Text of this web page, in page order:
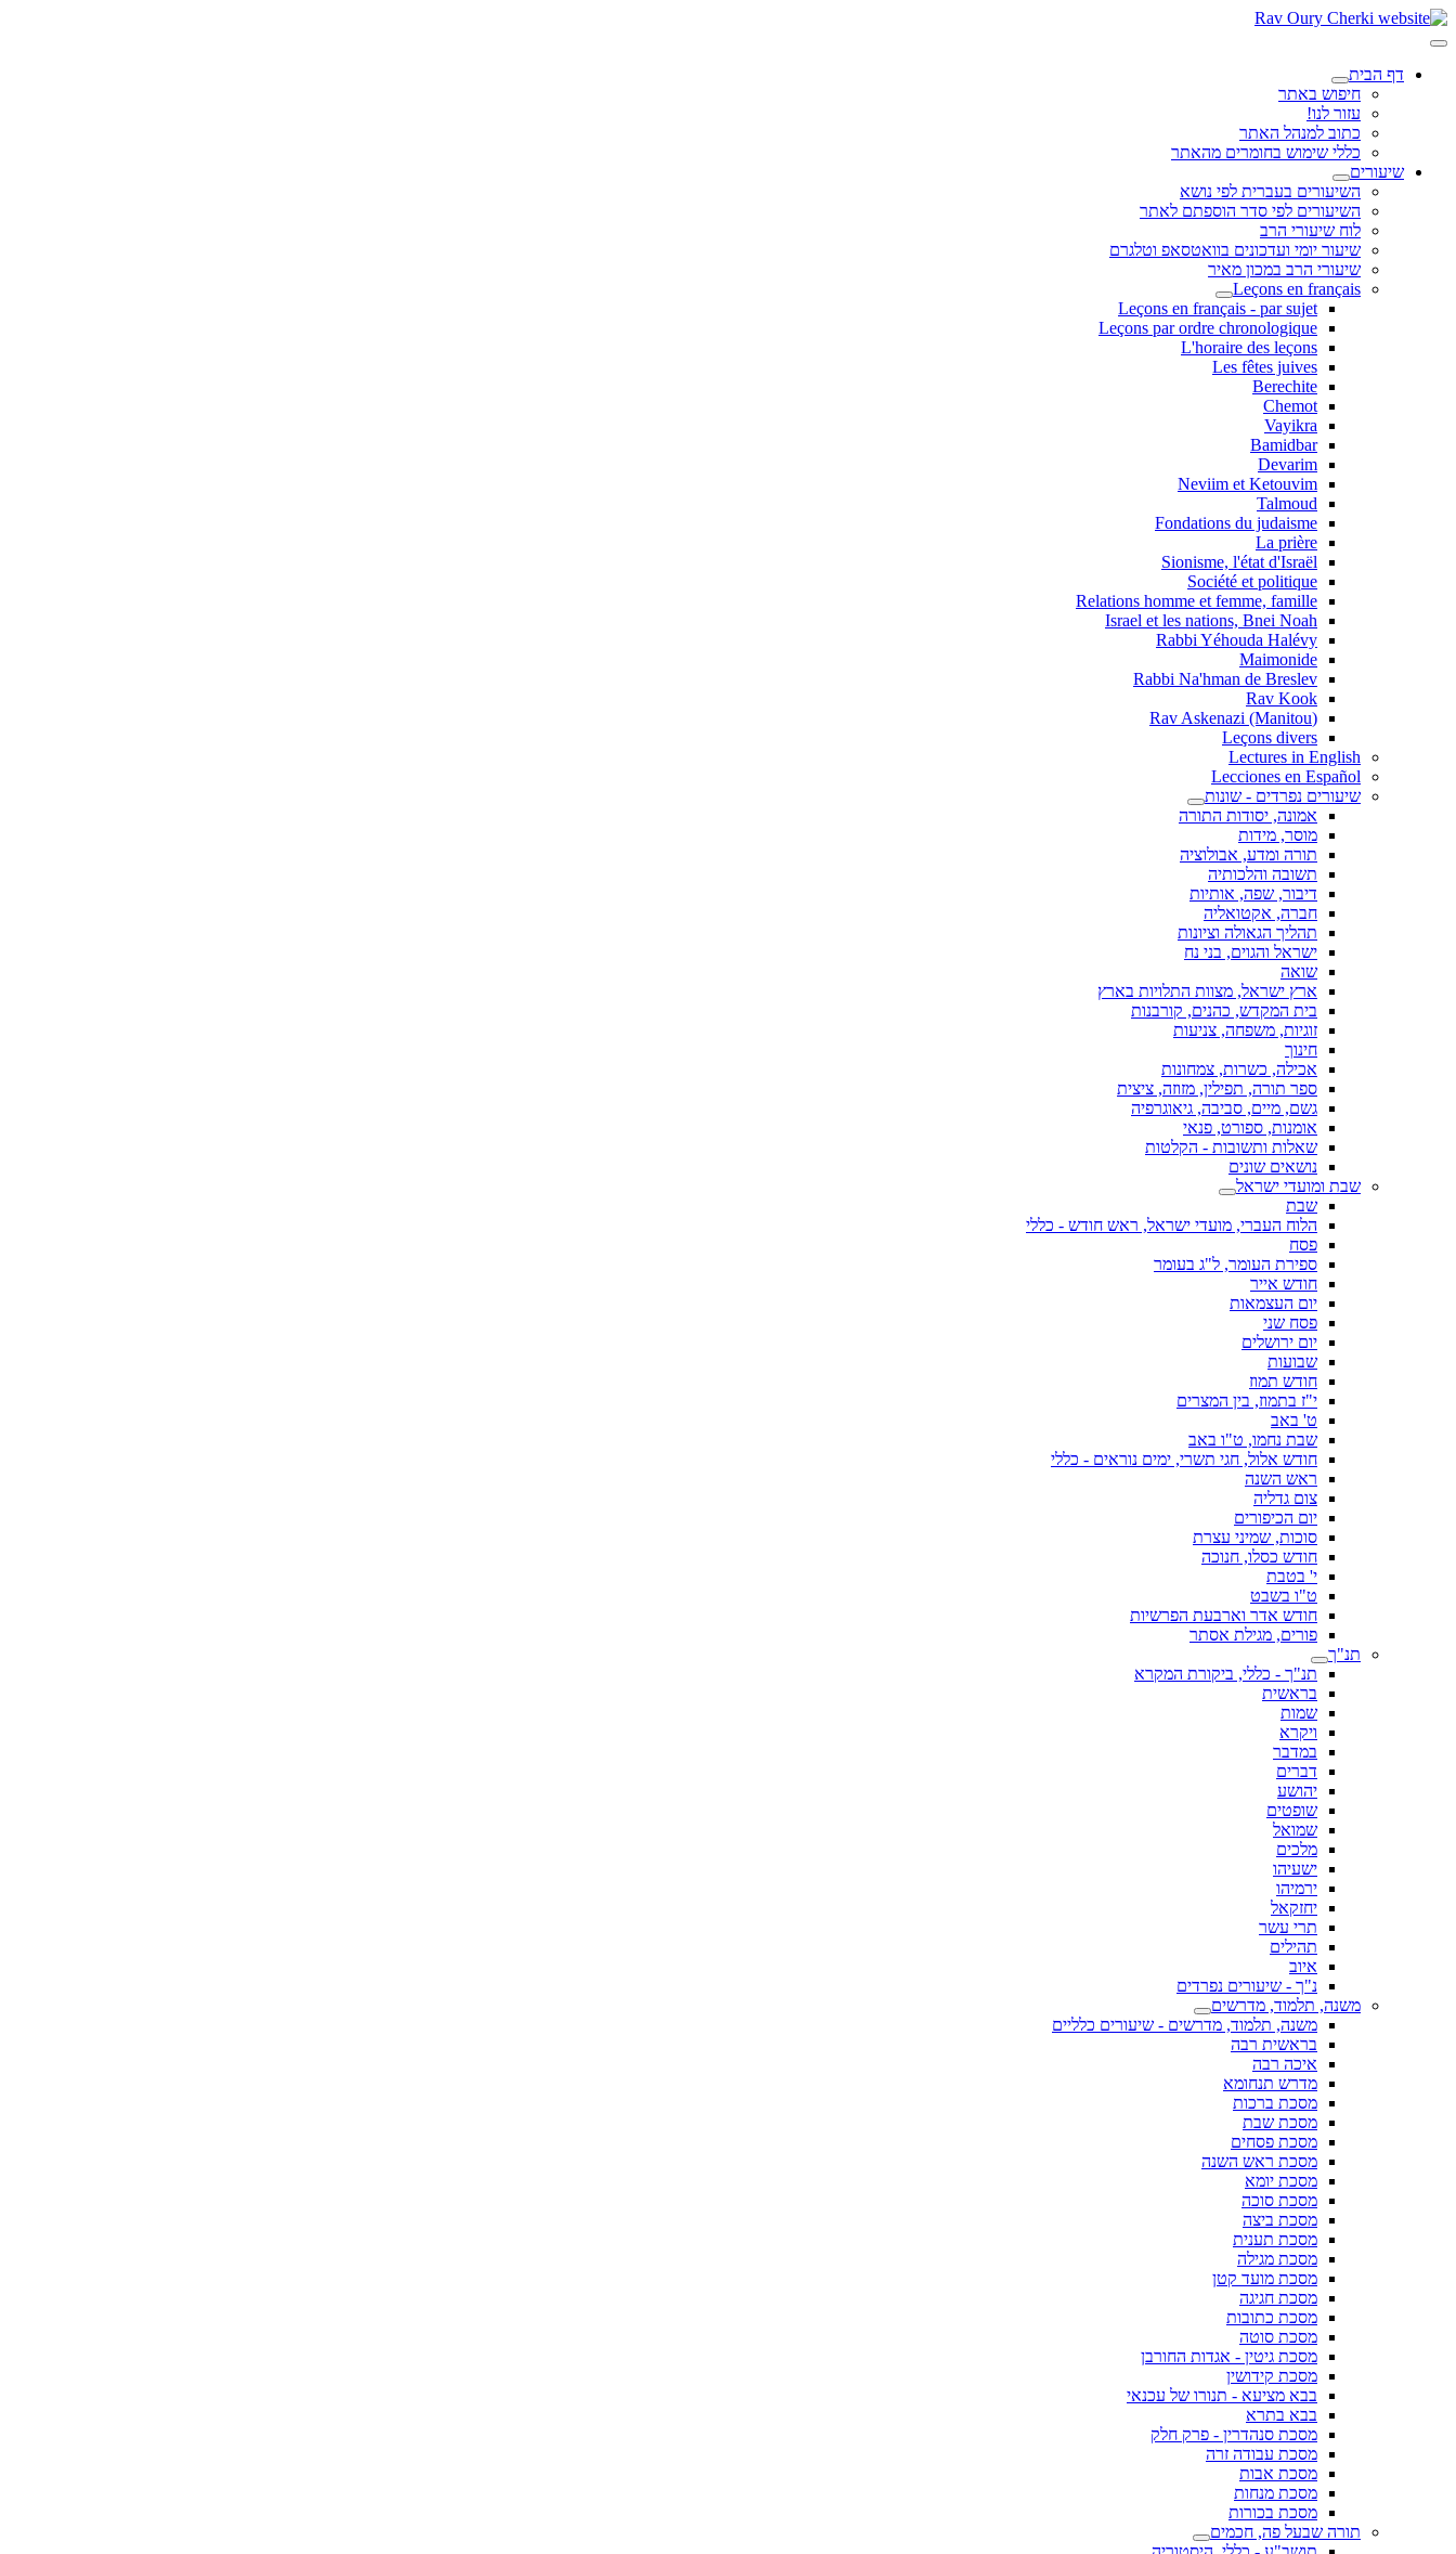
דף הבית
חיפוש באתר
עזור לנו!
כתוב למנהל האתר
כללי שימוש בחומרים מהאתר
שיעורים
השיעורים בעברית לפי נושא
השיעורים לפי סדר הוספתם לאתר
לוח שיעורי הרב
שיעור יומי ועדכונים בוואטסאפ וטלגרם
שיעורי הרב במכון מאיר
Leçons en français
Leçons en français - par sujet
Leçons par ordre chronologique
L'horaire des leçons
Les fêtes juives
Berechite
Chemot
Vayikra
Bamidbar
Devarim
Neviim et Ketouvim
Talmoud
Fondations du judaisme
La prière
Sionisme, l'état d'Israël
Société et politique
Relations homme et femme, famille
Israel et les nations, Bnei Noah
Rabbi Yéhouda Halévy
Maimonide
Rabbi Na'hman de Breslev
Rav Kook
(Rav Askenazi (Manitou
Leçons divers
Lectures in English
Lecciones en Español
שיעורים נפרדים - שונות
אמונה, יסודות התורה
מוסר, מידות
תורה ומדע, אבולוציה
תשובה והלכותיה
דיבור, שפה, אותיות
חברה, אקטואליה
תהליך הגאולה וציונות
ישראל והגוים, בני נח
שואה
ארץ ישראל, מצוות התלויות בארץ
בית המקדש, כהנים, קורבנות
זוגיות, משפחה, צניעות
חינוך
אכילה, כשרות, צמחונות
ספר תורה, תפילין, מזוזה, ציצית
גשם, מיים, סביבה, גיאוגרפיה
אומנות, ספורט, פנאי
שאלות ותשובות - הקלטות
נושאים שונים
שבת ומועדי ישראל
שבת
הלוח העברי, מועדי ישראל, ראש חודש - כללי
פסח
ספירת העומר, ל"ג בעומר
חודש אייר
יום העצמאות
פסח שני
יום ירושלים
שבועות
חודש תמוז
י"ז בתמוז, בין המצרים
ט' באב
שבת נחמו, ט"ו באב
חודש אלול, חגי תשרי, ימים נוראים - כללי
ראש השנה
צום גדליה
יום הכיפורים
סוכות, שמיני עצרת
חודש כסלו, חנוכה
י' בטבת
ט"ו בשבט
חודש אדר וארבעת הפרשיות
פורים, מגילת אסתר
תנ"ך
תנ"ך - כללי, ביקורת המקרא
בראשית
שמות
ויקרא
במדבר
דברים
יהושע
שופטים
שמואל
מלכים
ישעיהו
ירמיהו
יחזקאל
תרי עשר
תהילים
איוב
נ"ך - שיעורים נפרדים
משנה, תלמוד, מדרשים
משנה, תלמוד, מדרשים - שיעורים כלליים
בראשית רבה
איכה רבה
מדרש תנחומא
מסכת ברכות
מסכת שבת
מסכת פסחים
מסכת ראש השנה
מסכת יומא
מסכת סוכה
מסכת ביצה
מסכת תענית
מסכת מגילה
מסכת מועד קטן
מסכת חגיגה
מסכת כתובות
מסכת סוטה
מסכת גיטין - אגדות החורבן
מסכת קידושין
בבא מציעא - תנורו של עכנאי
בבא בתרא
מסכת סנהדרין - פרק חלק
מסכת עבודה זרה
מסכת אבות
מסכת מנחות
מסכת בכורות
תורה שבעל פה, חכמים